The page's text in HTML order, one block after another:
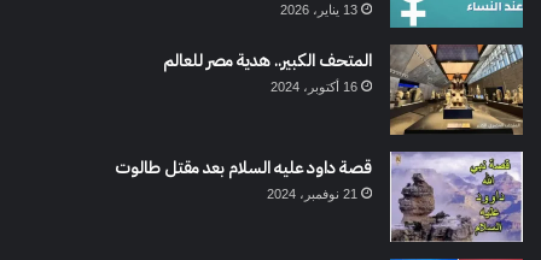
13 يناير، 2026
المتحف الكبير.. هدية مصر للعالم
16 أكتوبر، 2024
قصة داود عليه السلام بعد مقتل طالوت
21 نوفمبر، 2024